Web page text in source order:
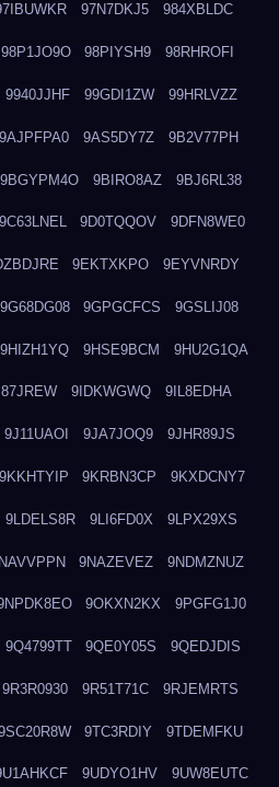
97N7DKJ5 984XBLDC
98P1JO9O 98PIYSH9 98RHROFI
9940JJHF 99GDI1ZW 99HRLVZZ
9AJPFPA0 9AS5DY7Z 9B2V77PH
9BGYPM4O 9BIRO8AZ 9BJ6RL38
9C63LNEL 9D0TQQOV 9DFN8WE0
9EKTXKPO 9EYVNRDY
9G68DG08 9GPGCFCS 9GSLIJ08
9HIZH1YQ 9HSE9BCM 9HU2G1QA
9IDKWGWQ 9IL8EDHA
9J11UAOI 9JA7JOQ9 9JHR89JS
9KKHTYIP 9KRBN3CP 9KXDCNY7
9LDELS8R 9LI6FD0X 9LPX29XS
9NAZEVEZ 9NDMZNUZ
9OKXN2KX 9PGFG1J0
9Q4799TT 9QE0Y05S 9QEDJDIS
9R3R0930 9R51T71C 9RJEMRTS
9TC3RDIY 9TDEMFKU
9UDYO1HV 9UW8EUTC